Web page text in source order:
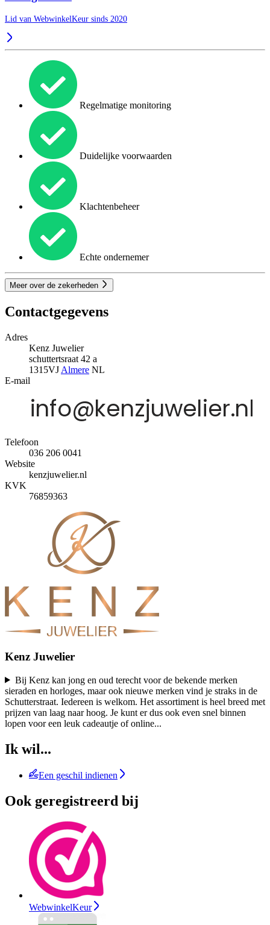
Lid van WebwinkelKeur sinds 2020
Regelmatige monitoring
Duidelijke voorwaarden
Klachtenbeheer
Echte ondernemer
Meer over de zekerheden
Contactgegevens
Adres
Kenz Juwelier
schuttertsraat 42 a
1315VJ Almere NL
E-mail
Telefoon
036 206 0041
Website
kenzjuwelier.nl
KVK
76859363
Kenz Juwelier
Bij Kenz kan jong en oud terecht voor de bekende merken
sieraden en horloges, maar ook nieuwe merken vind je straks in de
Schutterstraat. Iedereen is welkom. Het assortiment is heel breed met
prijzen van laag naar hoog. Je kunt er dus ook even snel binnen
lopen voor een leuk cadeautje of online...
Ik wil...
Een geschil indienen
Ook geregistreerd bij
WebwinkelKeur